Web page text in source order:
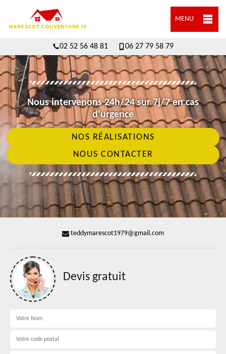
MENU
02 52 56 48 81 06 27 79 58 79
Nous intervenons 24h/24 sur 7j/7 en cas
d'urgence
NOS RÉALISATIONS
NOUS CONTACTER
teddymarescot1979@gmail.com
Devis gratuit